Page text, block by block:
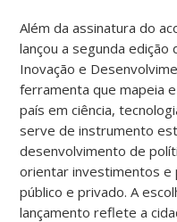
Além da assinatura do
lançou a segunda edição
Inovação e
ferramenta que mapeia
país em ciência,
serve de instrumento
desenvolvimento de
orientar investimentos
público e privado. A
lançamento reflete a